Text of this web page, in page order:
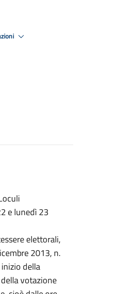
e lunedì 23
elettorali,
2013, n.
della
votazione